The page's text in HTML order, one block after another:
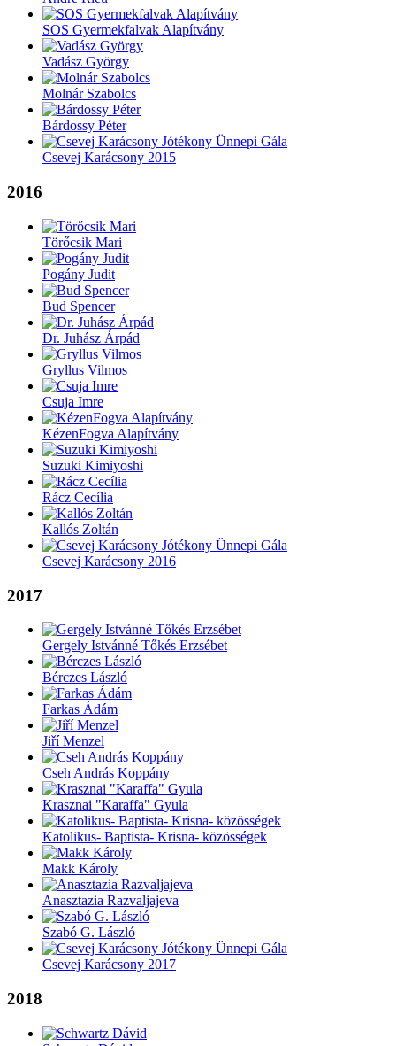
SOS Gyermekfalvak Alapítvány
Vadász György
Molnár Szabolcs
Bárdossy Péter
Csevej Karácsony 2015
2016
Törőcsik Mari
Pogány Judit
Bud Spencer
Dr. Juhász Árpád
Gryllus Vilmos
Csuja Imre
KézenFogva Alapítvány
Suzuki Kimiyoshi
Rácz Cecília
Kallós Zoltán
Csevej Karácsony 2016
2017
Gergely Istvánné Tőkés Erzsébet
Bérczes László
Farkas Ádám
Jiří Menzel
Cseh András Koppány
Krasznai "Karaffa" Gyula
Katolikus- Baptista- Krisna- közösségek
Makk Károly
Anasztazia Razvaljajeva
Szabó G. László
Csevej Karácsony 2017
2018